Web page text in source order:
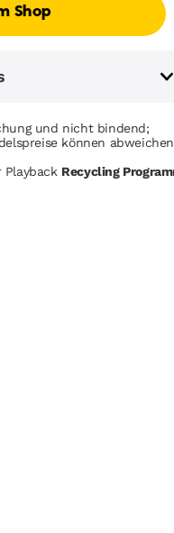
Shop
und nicht bindend;
können
Playback Recycling